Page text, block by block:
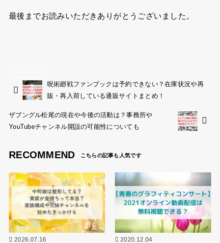
最後までお読みいただきありがとうございました。
呪術廻戦ファンブックは予約できない？在庫状況や再
販・再入荷している通販サイトまとめ！
ザブングル松尾の現在や今後の活動は？事務所や
YouTubeチャンネル開設の可能性についても
RECOMMEND
2026.07.16 2020.12.04